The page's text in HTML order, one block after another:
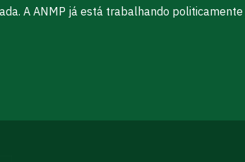
A ANMP já está trabalhando politicamente